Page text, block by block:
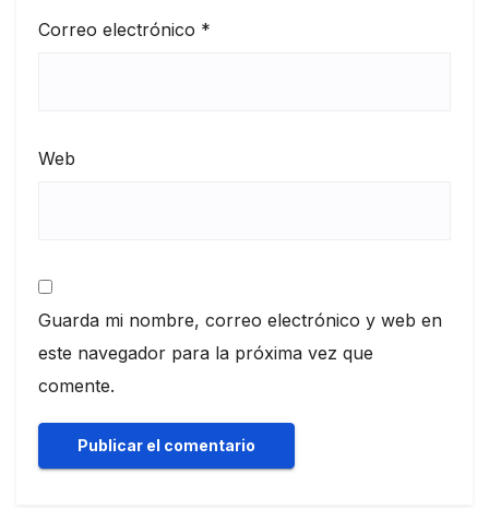
Correo electrónico *
Web
Guarda mi nombre, correo electrónico y web en
este navegador para la próxima vez que
comente.